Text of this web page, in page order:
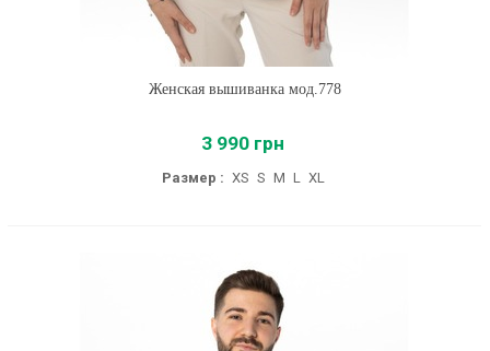
Женская вышиванка мод.778
3 990 грн
Размер : XS S M L XL